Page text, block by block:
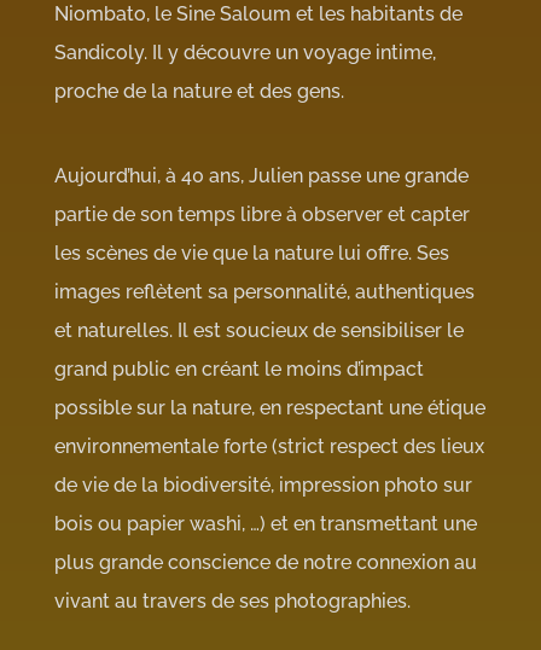
Niombato, le Sine Saloum et les habitants de
Sandicoly. Il y découvre un voyage intime,
proche de la nature et des gens.
Aujourd’hui, à 40 ans, Julien passe une grande
partie de son temps libre à observer et capter
les scènes de vie que la nature lui offre. Ses
images reflètent sa personnalité, authentiques
et naturelles. Il est soucieux de sensibiliser le
grand public en créant le moins d’impact
possible sur la nature, en respectant une étique
environnementale forte (strict respect des lieux
de vie de la biodiversité, impression photo sur
bois ou papier washi, …) et en transmettant une
plus grande conscience de notre connexion au
vivant au travers de ses photographies.